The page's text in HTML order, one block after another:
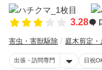
3.28
害虫・害獣駆除 庭木剪定
出張・訪問専門 日祝